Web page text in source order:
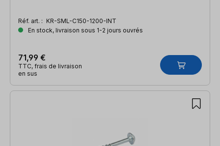
Réf. art. : KR-SML-C150-1200-INT
En stock, livraison sous 1-2 jours ouvrés
71,99 €
TTC, frais de livraison
en sus